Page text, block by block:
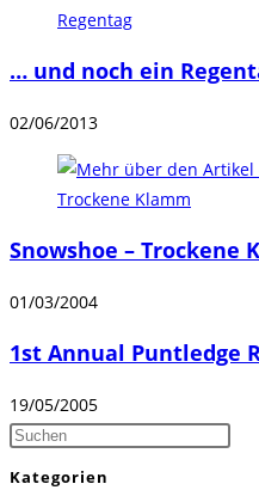
… und noch ein
02/06/2013
Snowshoe – Trockene
01/03/2004
1st Annual Puntledge
19/05/2005
Kategorien